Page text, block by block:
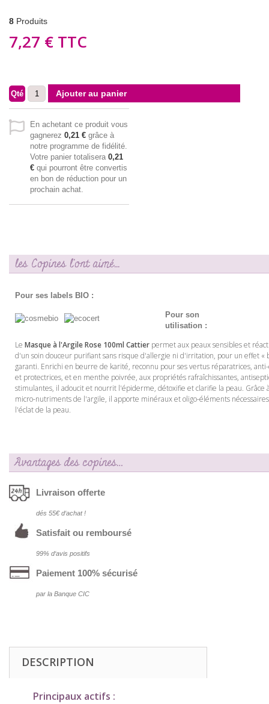
8 Produits
7,27 € TTC
Qté Ajouter au panier
En achetant ce produit vous
gagnerez 0,21 € grâce à
notre programme de fidélité.
Votre panier totalisera 0,21
€ qui pourront être convertis
en bon de réduction pour un
prochain achat.
les Copines l'ont aimé...
Pour ses labels BIO :
Pour son
utilisation :
Le Masque à l'Argile Rose 100ml Cattier permet aux peaux sensibles et
d'un soin douceur purifiant sans risque d'allergie ni d'irritation, pour un effet «
garanti. Enrichi en beurre de karité, reconnu pour ses vertus réparatrices,
et protectrices, et en menthe poivrée, aux propriétés rafraîchissantes,
stimulantes, il adoucit et nourrit l'épiderme, détoxifie et clarifie la peau. Grâce
micro-nutriments de l'argile, il apporte minéraux et oligo-éléments
l'éclat de la peau.
Avantages des copines…
Livraison offerte
dés 55€ d‘achat !
Satisfait ou remboursé
99% d‘avis positifs
Paiement 100% sécurisé
par la Banque CIC
DESCRIPTION
Principaux actifs :